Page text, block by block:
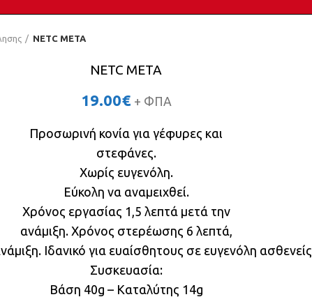
NETC META
NETC META
19.00€ + ΦΠΑ
Προσωρινή κονία για γέφυρες και
στεφάνες.
Χωρίς ευγενόλη.
Εύκολη να αναμειχθεί.
Χρόνος εργασίας 1,5 λεπτά μετά την
ανάμιξη. Χρόνος στερέωσης 6 λεπτά,
Ιδανικό για ευαίσθητους σε ευγενόλη ασθενείς
Συσκευασία:
Βάση 40g – Καταλύτης 14g